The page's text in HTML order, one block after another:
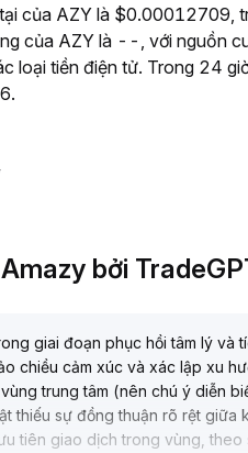
của AZY là $0.00012709,
của AZY là --, với nguồn
loại tiền điện tử. Trong 24
bởi
giai đoạn phục hồi tâm lý và
chiều cảm xúc và xác lập xu
trung tâm (nên chú ý diễn
thiếu sự đồng thuận rõ rệt giữa
tiên giao dịch trong vùng,